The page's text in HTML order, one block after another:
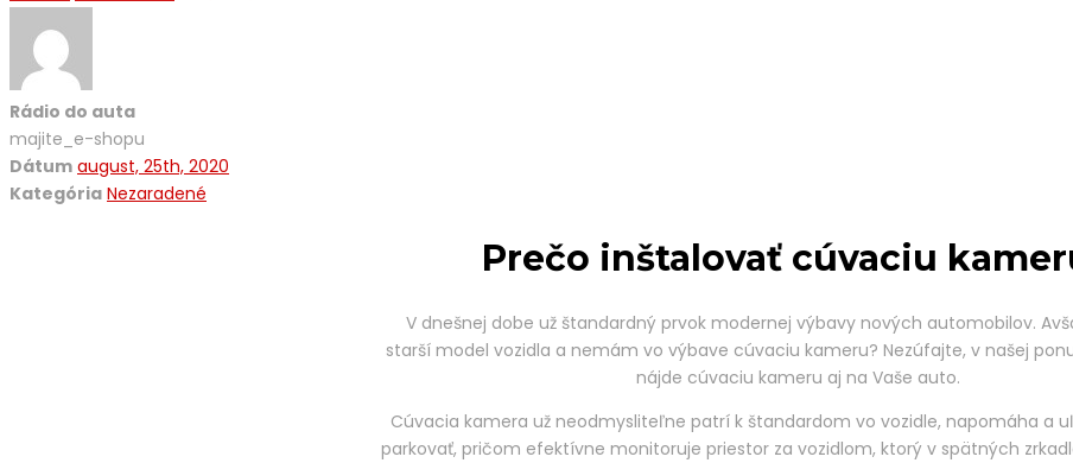
Rádio do auta
majite_e-shopu
Dátum august, 25th, 2020
Kategória Nezaradené
Prečo inštalovať cúvaciu
V dnešnej dobe už štandardný prvok modernej výbavy nových automobilov.
starší model vozidla a nemám vo výbave cúvaciu kameru? Nezúfajte, v našej
nájde cúvaciu kameru aj na Vaše auto.
Cúvacia kamera už neodmysliteľne patrí k štandardom vo vozidle, napomáha a
parkovať, pričom efektívne monitoruje priestor za vozidlom, ktorý v spätných